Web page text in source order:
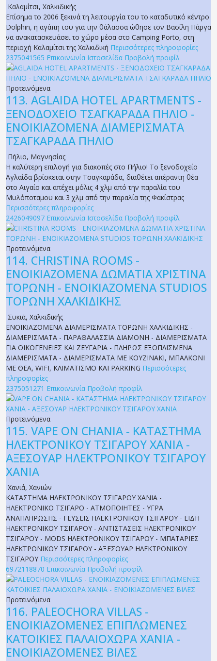
Καλαμίτσι, Χαλκιδικής
Επίσημα το 2006 ξεκινά τη λειτουργία του το καταδυτικό κέντρο
Dolphin, η αγάπη του για την θάλασσα ώθησε τον Βασίλη Πάργα
να ανακατασκευάσει το χώρο μέσα στο Camping Porto, στη
περιοχή Καλαμίτσι της Χαλκιδική Περισσότερες πληροφορίες
2375041565 Επικοινωνία Ιστοσελίδα Προβολή προφίλ
Προτεινόμενα
113. AGLAIDA HOTEL APARTMENTS -
ΞΕΝΟΔΟΧΕΙΟ ΤΣΑΓΚΑΡΑΔΑ ΠΗΛΙΟ -
ΕΝΟΙΚΙΑΖΟΜΕΝΑ ΔΙΑΜΕΡΙΣΜΑΤΑ
ΤΣΑΓΚΑΡΑΔΑ ΠΗΛΙΟ
Πήλιο, Μαγνησίας
Η καλύτερη επιλογή για διακοπές στο Πήλιο! Το ξενοδοχείο
Αγλαίδα βρίσκεται στην Τσαγκαράδα, διαθέτει απέραντη θέα
στο Αιγαίο και απέχει μόλις 4 χλμ από την παραλία του
Μυλόποταμου και 3 χλμ από την παραλία της Φακίστρας
Περισσότερες πληροφορίες
2426049097 Επικοινωνία Ιστοσελίδα Προβολή προφίλ
Προτεινόμενα
114. CHRISTINA ROOMS -
ΕΝΟΙΚΙΑΖΟΜΕΝΑ ΔΩΜΑΤΙΑ ΧΡΙΣΤΙΝΑ
ΤΟΡΩΝΗ - ΕΝΟΙΚΙΑΖΟΜΕΝΑ STUDIOS
ΤΟΡΩΝΗ ΧΑΛΚΙΔΙΚΗΣ
Συκιά, Χαλκιδικής
ΕΝΟΙΚΙΑΖΟΜΕΝΑ ΔΙΑΜΕΡΙΣΜΑΤΑ ΤΟΡΩΝΗ ΧΑΛΚΙΔΙΚΗΣ -
ΔΙΑΜΕΡΙΣΜΑΤΑ - ΠΑΡΑΘΑΛΑΣΣΙΑ ΔΙΑΜΟΝΗ - ΔΙΑΜΕΡΙΣΜΑΤΑ
ΓΙΑ ΟΙΚΟΓΕΝΕΙΕΣ ΚΑΙ ΖΕΥΓΑΡΙΑ - ΠΛΗΡΩΣ ΕΞΟΠΛΙΣΜΕΝΑ
ΔΙΑΜΕΡΙΣΜΑΤΑ - ΔΙΑΜΕΡΙΣΜΑΤΑ ΜΕ ΚΟΥΖΙΝΑΚΙ, ΜΠΑΛΚΟΝΙ
ΜΕ ΘΕΑ, WIFI, ΚΛΙΜΑΤΙΣΜΟ ΚΑΙ PARKING Περισσότερες
πληροφορίες
2375051271 Επικοινωνία Προβολή προφίλ
Προτεινόμενα
115. VAPE ON CHANIA - ΚΑΤΑΣΤΗΜΑ
ΗΛΕΚΤΡΟΝΙΚΟΥ ΤΣΙΓΑΡΟΥ ΧΑΝΙΑ -
ΑΞΕΣΟΥΑΡ ΗΛΕΚΤΡΟΝΙΚΟΥ ΤΣΙΓΑΡΟΥ
ΧΑΝΙΑ
Χανιά, Χανιών
ΚΑΤΑΣΤΗΜΑ ΗΛΕΚΤΡΟΝΙΚΟΥ ΤΣΙΓΑΡΟΥ ΧΑΝΙΑ -
ΗΛΕΚΤΡΟΝΙΚΟ ΤΣΙΓΑΡΟ - ΑΤΜΟΠΟΙΗΤΕΣ - ΥΓΡΑ
ΑΝΑΠΛΗΡΩΣΗΣ - ΓΕΥΣΕΙΣ ΗΛΕΚΤΡΟΝΙΚΟΥ ΤΣΙΓΑΡΟΥ - ΕΙΔΗ
ΗΛΕΚΤΡΟΝΙΚΟΥ ΤΣΙΓΑΡΟΥ - ΑΝΤΙΣΤΑΣΕΙΣ ΗΛΕΚΤΡΟΝΙΚΟΥ
ΤΣΙΓΑΡΟΥ - MODS ΗΛΕΚΤΡΟΝΙΚΟΥ ΤΣΙΓΑΡΟΥ - ΜΠΑΤΑΡΙΕΣ
ΗΛΕΚΤΡΟΝΙΚΟΥ ΤΣΙΓΑΡΟΥ - ΑΞΕΣΟΥΑΡ ΗΛΕΚΤΡΟΝΙΚΟΥ
ΤΣΙΓΑΡΟΥ Περισσότερες πληροφορίες
6972118870 Επικοινωνία Προβολή προφίλ
Προτεινόμενα
116. PALEOCHORA VILLAS -
ΕΝΟΙΚΙΑΖΟΜΕΝΕΣ ΕΠΙΠΛΩΜΕΝΕΣ
ΚΑΤΟΙΚΙΕΣ ΠΑΛΑΙΟΧΩΡΑ ΧΑΝΙΑ -
ΕΝΟΙΚΙΑΖΟΜΕΝΕΣ ΒΙΛΕΣ